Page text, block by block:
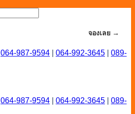
จองเลย →
064-987-9594 064-992-3645
089-
064-987-9594 064-992-3645
089-